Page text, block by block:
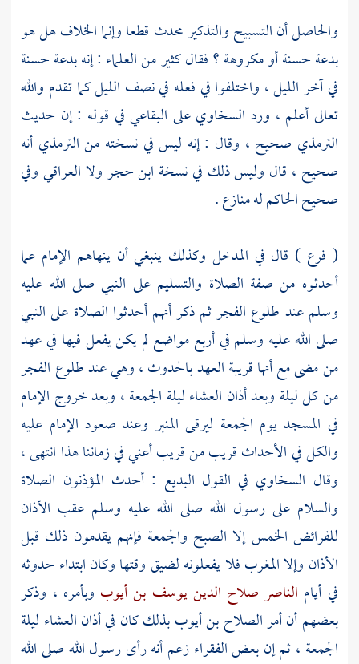
والحاصل أن التسبيح والتذكير محدث قطعا وإنما الخلاف هل هو
بدعة حسنة أو مكروهة ؟ فقال كثير من العلماء : إنه بدعة حسنة
في آخر الليل ، واختلفوا في فعله في نصف الليل كما تقدم والله
تعالى أعلم ، ورد السخاويعلى البقاعيفي قوله : إن حديث
الترمذي صحيح ، وقال : إنه ليس في نسخته منالترمذي أنه
صحيح ، قال وليس ذلك في نسخة ابن حجرولاالعراقيوفي
صحيح الحاكم له منازع .
( فرع ) قال في المدخل وكذلك ينبغي أن ينهاهم الإمام عما
أحدثوه من صفة الصلاة والتسليم على النبي صلى الله عليه
وسلم عند طلوع الفجر ثم ذكر أنهم أحدثوا الصلاة على النبي
صلى الله عليه وسلم في أربع مواضع لم يكن يفعل فيها في عهد
من مضى مع أنها قريبة العهد بالحدوث ، وهي عند طلوع الفجر
من كل ليلة وبعد أذان العشاء ليلة الجمعة ، وبعد خروج الإمام
في المسجد يوم الجمعة ليرقى المنبر وعند صعود الإمام عليه
والكل في الأحداث قريب من قريب أعني في زماننا هذا انتهى ،
وقال السخاوي في القول البديع : أحدث المؤذنون الصلاة
والسلام على رسول الله صلى الله عليه وسلم عقب الأذان
للفرائض الخمس إلا الصبح والجمعة فإنهم يقدمون ذلك قبل
الأذان وإلا المغرب فلا يفعلونه لضيق وقتها وكان ابتداء حدوثه
في أيام الناصر صلاح الدين يوسف بن أيوب وبأمره ، وذكر
بعضهم أن أمرالصلاح بن أيوببذلك كان في أذان العشاء ليلة
الجمعة ، ثم إن بعض الفقراء زعم أنه رأى رسول الله صلى الله